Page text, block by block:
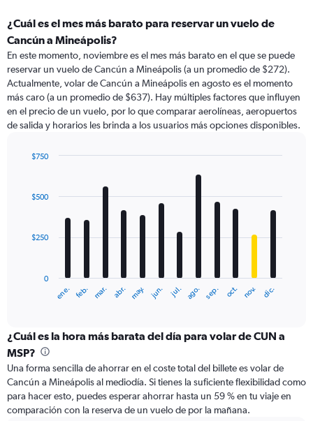
¿Cuál es el mes más barato para reservar un vuelo de
Cancún a Mineápolis?
En este momento, noviembre es el mes más barato en el que se puede
reservar un vuelo de Cancún a Mineápolis (a un promedio de $272).
Actualmente, volar de Cancún a Mineápolis en agosto es el momento
más caro (a un promedio de $637). Hay múltiples factores que influyen
en el precio de un vuelo, por lo que comparar aerolíneas, aeropuertos
de salida y horarios les brinda a los usuarios más opciones disponibles.
with
12
The
categories.
Range:
12
categories.
The
chart
has
ene. feb. mar. abr. may. jun. jul. ago. sep. oct. nov. dic.
0
$250
$500
$750
¿Cuál es la hora más barata del día para volar de CUN a
MSP?
Una forma sencilla de ahorrar en el coste total del billete es volar de
Cancún a Mineápolis al mediodía. Si tienes la suficiente flexibilidad como
para hacer esto, puedes esperar ahorrar hasta un 59 % en tu viaje en
comparación con la reserva de un vuelo de por la mañana.